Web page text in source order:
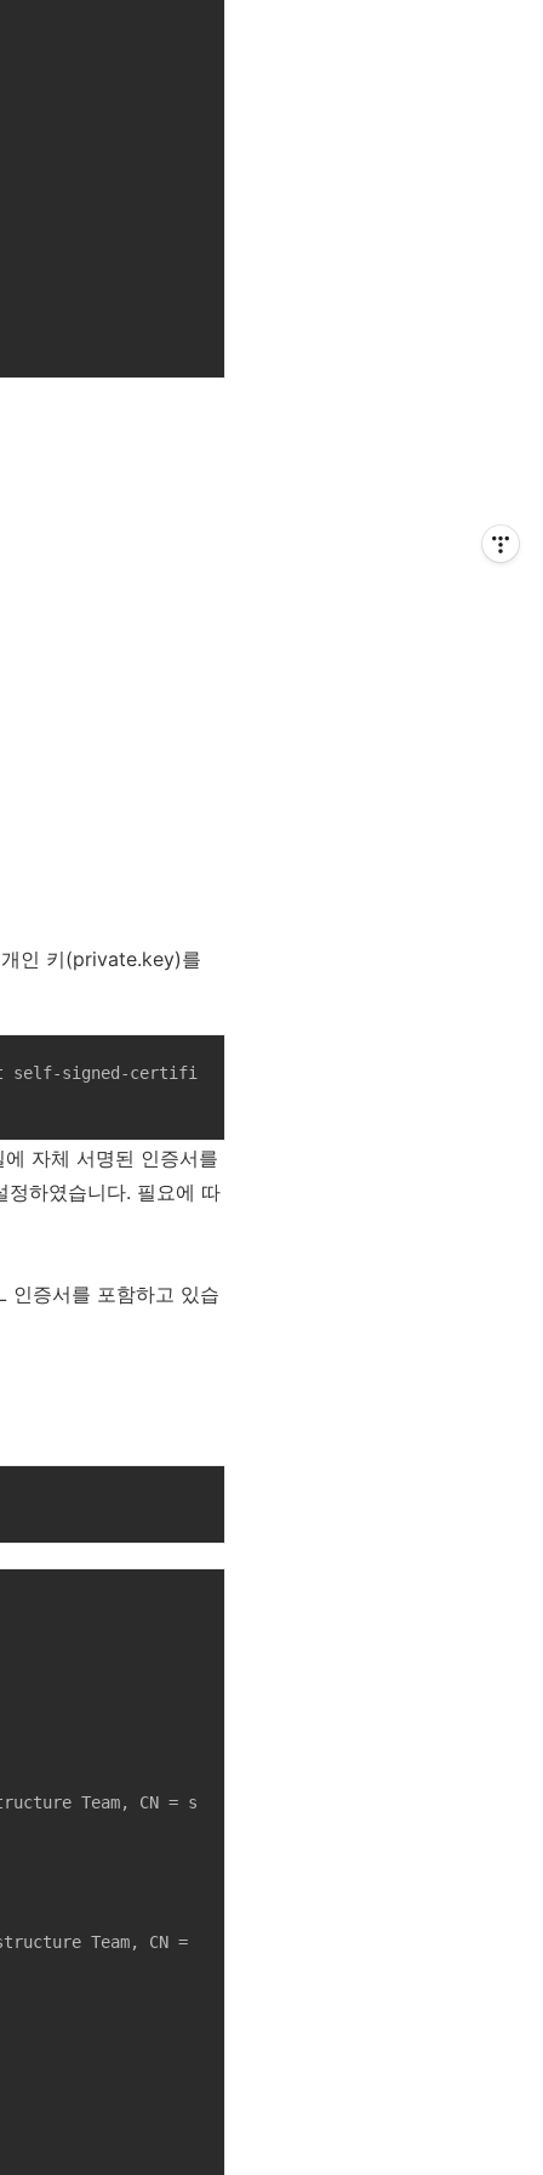
인 키(private.key)를
self-signed-certifi
자체 서명된 인증서를
하였습니다. 필요에 따
증서를 포함하고 있습